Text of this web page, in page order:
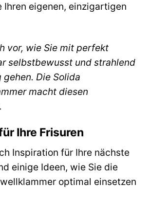
Ihren eigenen, einzigartigen
vor, wie Sie mit perfekt
selbstbewusst und strahlend
gehen. Die Solida
macht diesen
Ihre Frisuren
Inspiration für Ihre nächste
einige Ideen, wie Sie die
optimal einsetzen